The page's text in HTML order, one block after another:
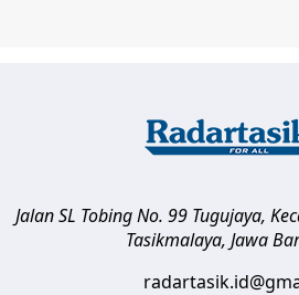
Jalan SL Tobing No. 99 Tugujaya,
Tasikmalaya, Jawa